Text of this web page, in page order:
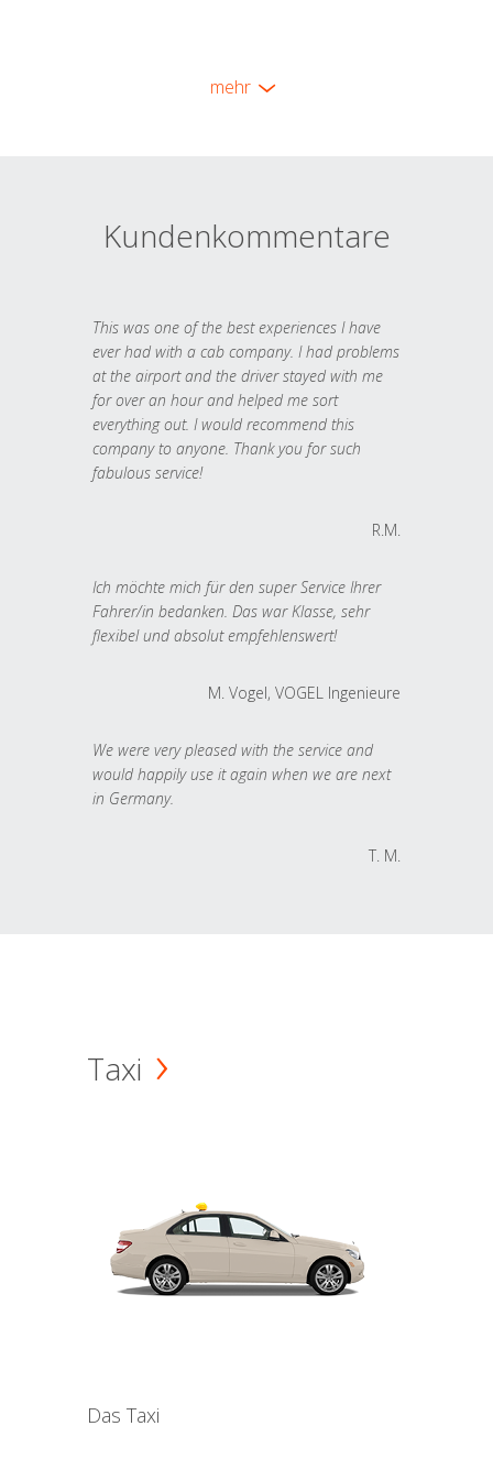
mehr
Kundenkommentare
This was one of the best experiences I have
ever had with a cab company. I had problems
at the airport and the driver stayed with me
for over an hour and helped me sort
everything out. I would recommend this
company to anyone. Thank you for such
fabulous service!
R.M.
Ich möchte mich für den super Service Ihrer
Fahrer/in bedanken. Das war Klasse, sehr
flexibel und absolut empfehlenswert!
M. Vogel, VOGEL Ingenieure
We were very pleased with the service and
would happily use it again when we are next
in Germany.
T. M.
Taxi
Das Taxi